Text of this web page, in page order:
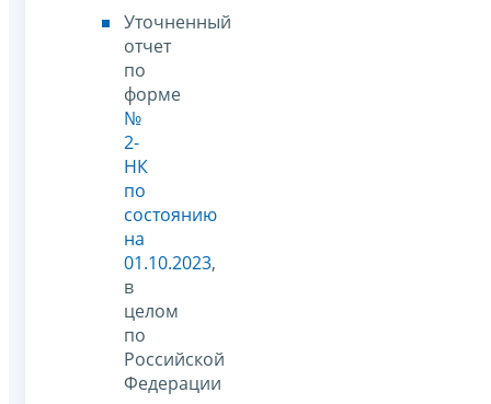
Уточненный
отчет
по
форме
№
2-
НК
по
состоянию
на
01.10.2023,
в
целом
по
Российской
Федерации